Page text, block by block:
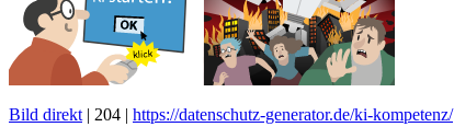
Bild direkt | 204 | https://datenschutz-generator.de/ki-kompetenz/